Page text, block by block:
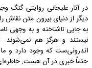
در آثار علیجانی روایتی
دیگر از دنیای بیرون متن
به جایی ناشناخته و به وجهی
نیستند و هرگز هم نمی­‌شوند.
اندرونی‌ست که وجود دارد و
حتماً خبری در آن هست: